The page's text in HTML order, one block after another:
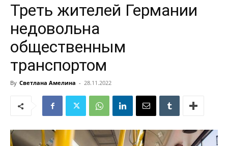
Треть жителей Германии
недовольна
общественным
транспортом
By Светлана Амелина - 28.11.2022